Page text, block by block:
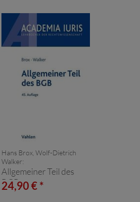
Hans Brox, Wolf-Dietrich
Walker:
Allgemeiner Teil des
BGB
24,90 € *